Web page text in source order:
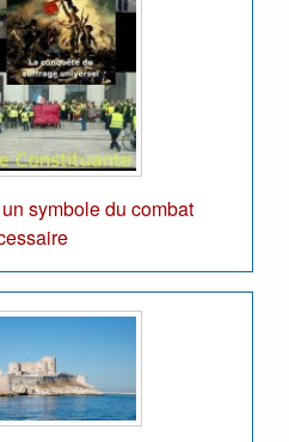
symbole du combat